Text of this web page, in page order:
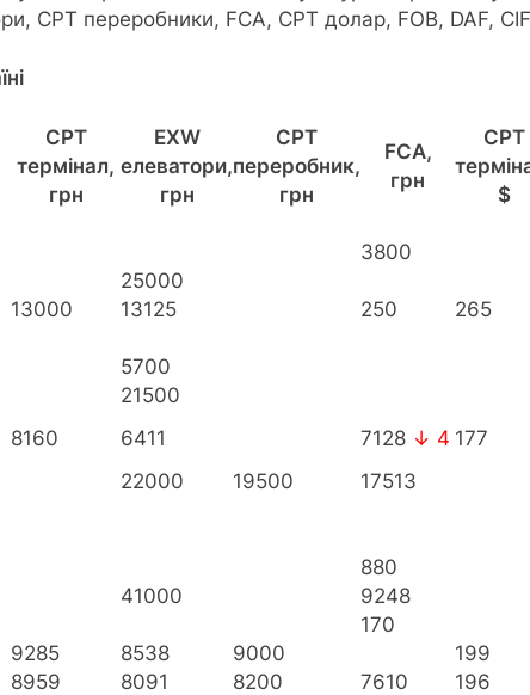
CPT переробники, FCA, CPT долар, FOB, DAF, CIF
CPT
термінал,
грн
EXW
елеватори,
грн
CPT
переробник,
грн
FCA,
грн
CPT
$
3800
25000
13000 13125 250
265
5700
21500
8160 6411 7128 ↓ 4 177
22000 19500
17513
880
41000 9248
170
9285 8538 9000
199
8959 8091 8200 7610 196